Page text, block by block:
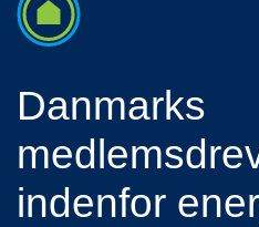
Danmarks
indenfor